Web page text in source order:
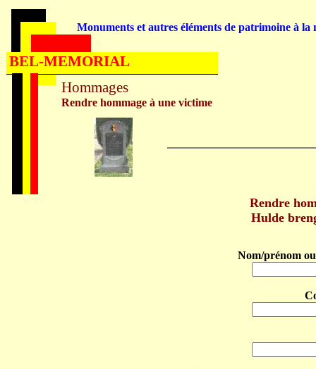
Rendre
Hulde
Nom/prénom
Hommages
Rendre hommage à une victime
Monuments et autres éléments de patrimoine à la
BEL-MEMORIAL